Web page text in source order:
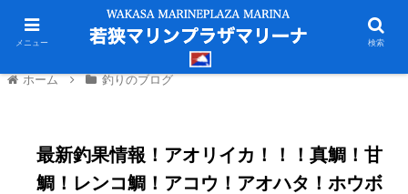
ホーム 釣りのブログ
最新釣果情報！アオリイカ！！！真鯛！甘
鯛！レンコ鯛！アコウ！アオハタ！ホウボ
メニュー 検索